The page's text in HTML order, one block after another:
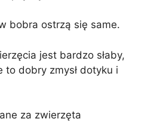
bobra ostrzą się same.
jest bardzo słaby,
to dobry zmysł dotyku i
za zwierzęta